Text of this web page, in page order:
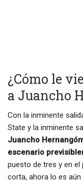
¿Cómo le
a Juancho
Con la inminente
State y la inminente
Juancho
escenario
puesto de tres y en el
corta, ahora lo es aún